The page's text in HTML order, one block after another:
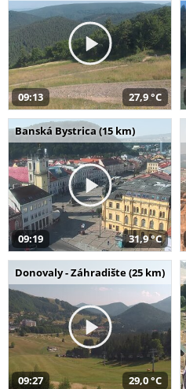
09:13 27,9 °C
Banská Bystrica (15 km)
09:19 31,9 °C
Donovaly - Záhradište (25 km)
09:27 29,0 °C